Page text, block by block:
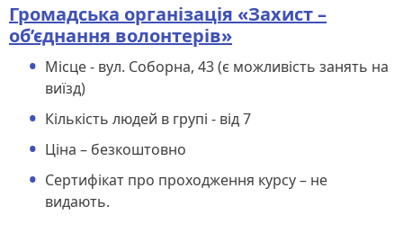
Громадська організація «Захист –
об’єднання волонтерів»
Місце - вул. Соборна, 43 (є можливість занять на
виїзд)
Кількість людей в групі - від 7
Ціна – безкоштовно
Сертифікат про проходження курсу – не
видають.